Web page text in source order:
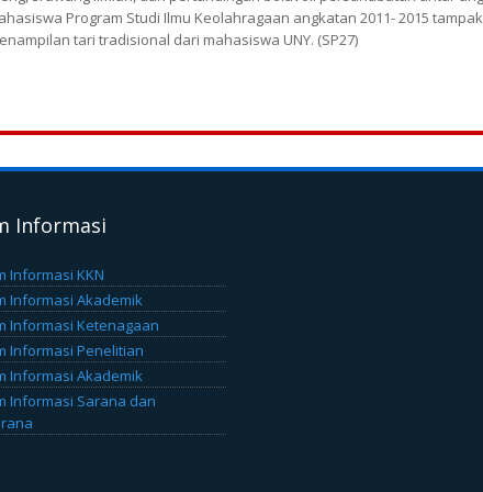
Program Studi Ilmu Keolahragaan angkatan 2011- 2015 tampak
tari tradisional dari mahasiswa UNY. (SP27)
Informasi
Informasi KKN
Informasi Akademik
Informasi Ketenagaan
Informasi Penelitian
Informasi Akademik
Informasi Sarana dan